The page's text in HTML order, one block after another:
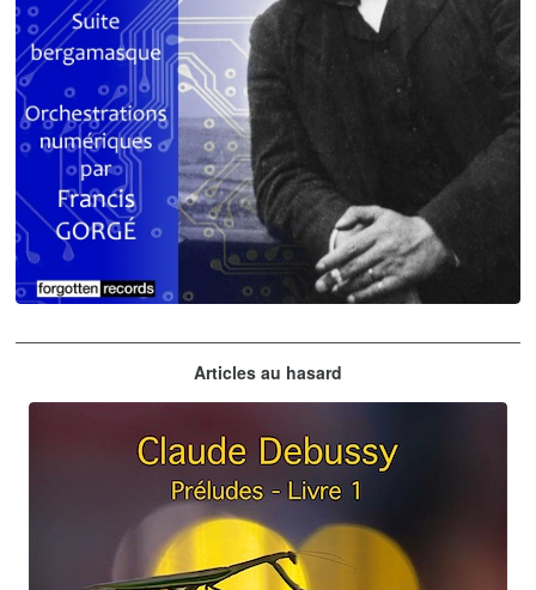
Articles au hasard